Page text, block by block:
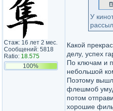
Стаж: 16 лет 2 мес.
Сообщений: 5818
Ratio: 18.575
100%
У
Какой
делу, успех
По ключам и
небольшой
Поэтому
флешмоб
потом
хорошие